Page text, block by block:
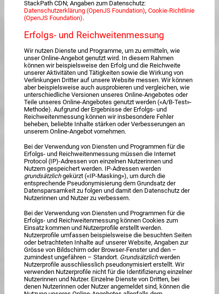
StackPath CDN; Angaben zum Datenschutz:
Datenschutzerklärung (OpenJS Foundation), Cookie-Richtlinie
(OpenJS Foundation).
Erfolgs- und Reichweitenmessung
Wir nutzen Dienste und Programme, um zu ermitteln, wie
unser Online-Angebot genutzt wird. In diesem Rahmen
können wir beispielsweise den Erfolg und die Reichweite
unserer Aktivitäten und Tätigkeiten sowie die Wirkung von
Verlinkungen Dritter auf unsere Website messen. Wir können
aber beispielsweise auch ausprobieren und vergleichen, wie
unterschiedliche Versionen unseres Online-Angebotes oder
Teile unseres Online-Angebotes genutzt werden («A/B-Test»-
Methode). Aufgrund der Ergebnisse der Erfolgs- und
Reichweitenmessung können wir insbesondere Fehler
beheben, beliebte Inhalte stärken oder Verbesserungen an
unserem Online-Angebot vornehmen.
Bei der Verwendung von Diensten und Programmen für die
Erfolgs- und Reichweitenmessung müssen die Internet
Protocol (IP)-Adressen von einzelnen Nutzerinnen und
Nutzern gespeichert werden. IP-Adressen werden
grundsätzlichgekürzt («IP-Masking»), um durch die
entsprechende Pseudonymisierung dem Grundsatz der
Datensparsamkeit zu folgen und damit den Datenschutz der
Nutzerinnen und Nutzer zu verbessern.
Bei der Verwendung von Diensten und Programmen für die
Erfolgs- und Reichweitenmessung können Cookies zum
Einsatz kommen und Nutzerprofile erstellt werden.
Nutzerprofile umfassen beispielsweise die besuchten Seiten
oder betrachteten Inhalte auf unserer Website, Angaben zur
Grösse von Bildschirm oder Browser-Fenster und den –
zumindest ungefähren – Standort. Grundsätzlichwerden
Nutzerprofile ausschliesslich pseudonymisiert erstellt. Wir
verwenden Nutzerprofile nicht für die Identifizierung einzelner
Nutzerinnen und Nutzer. Einzelne Dienste von Dritten, bei
denen Nutzerinnen oder Nutzer angemeldet sind, können die